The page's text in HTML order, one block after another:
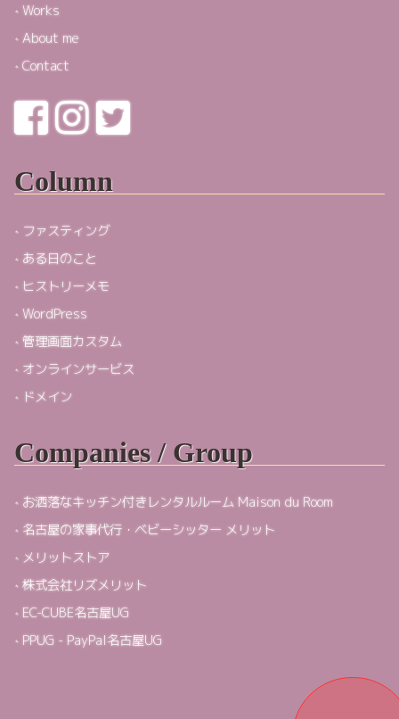
Works
About me
Contact
Column
ファスティング
ある日のこと
ヒストリーメモ
WordPress
管理画面カスタム
オンラインサービス
ドメイン
Companies / Group
お洒落なキッチン付きレンタルルーム Maison du Room
名古屋の家事代行・ベビーシッター メリット
メリットストア
株式会社リズメリット
EC-CUBE名古屋UG
PPUG - PayPal名古屋UG